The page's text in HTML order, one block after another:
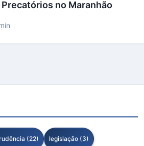
no Maranhão
(22) legislação (3)